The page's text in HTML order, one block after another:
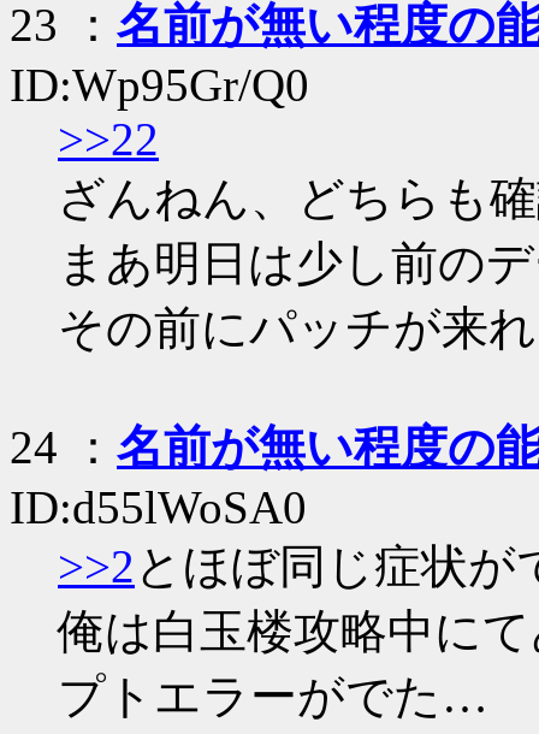
23 ： 名前が無い程度の
ID:Wp95Gr/Q0
>>22
ざんねん、どちらも
まあ明日は少し前の
その前にパッチが来
24 ： 名前が無い程度の
ID:d55lWoSA0
>>2とほぼ同じ症状が
俺は白玉楼攻略中に
プトエラーがでた…